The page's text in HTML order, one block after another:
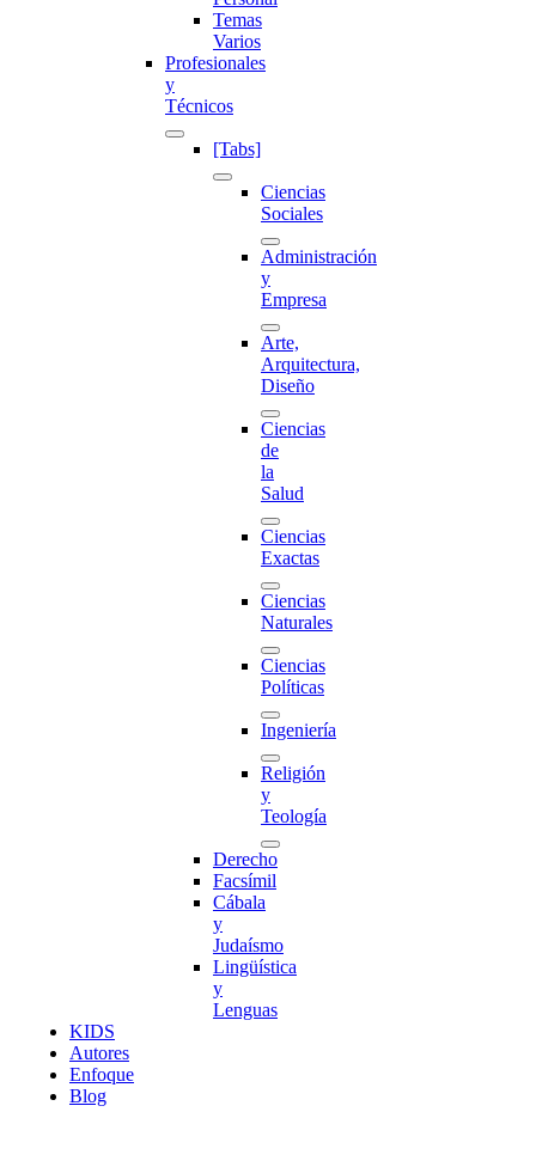
Temas
Varios
Profesionales
y
Técnicos
[Tabs]
Ciencias
Sociales
Administración
y
Empresa
Arte,
Arquitectura,
Diseño
Ciencias
de
la
Salud
Ciencias
Exactas
Ciencias
Naturales
Ciencias
Políticas
Ingeniería
Religión
y
Teología
Derecho
Facsímil
Cábala
y
Judaísmo
Lingüística
y
Lenguas
KIDS
Autores
Enfoque
Blog